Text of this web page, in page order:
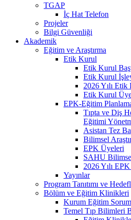
TGAP
İç Hat Telefon
Projeler
Bilgi Güvenliği
Akademik
Eğitim ve Araştırma
Etik Kurul
Etik Kurul
Etik Kurul
2026 Yılı
Etik Kurul
EPK-Eğitim
Tıpta ve Diş
Eğitimi
Asistan Tez
Bilimsel
EPK Üyeleri
SAHU
2026 Yılı
Yayınlar
Program Tanıtımı ve
Bölüm ve Eğitim Klinikleri
Kurum Eğitim
Temel Tıp Bilimleri